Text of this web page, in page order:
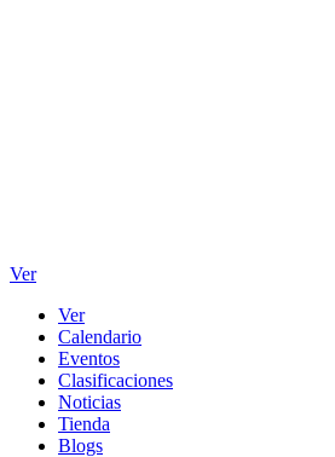
Ver
Ver
Calendario
Eventos
Clasificaciones
Noticias
Tienda
Blogs